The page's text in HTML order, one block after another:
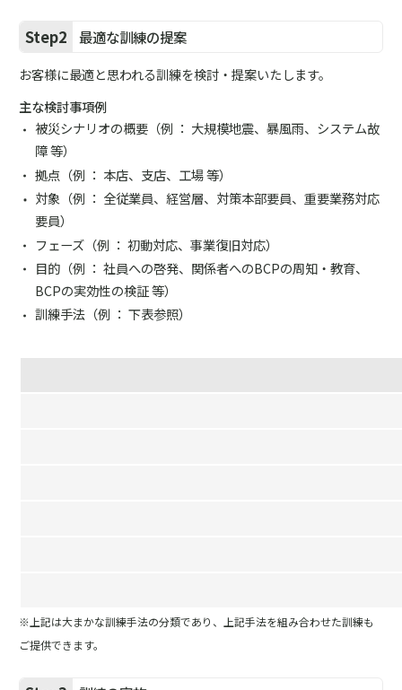
Step2 最適な訓練の提案
お客様に最適と思われる訓練を検討・提案いたします。
主な検討事項例
被災シナリオの概要（例 ： 大規模地震、暴風雨、システム故
障 等）
拠点（例 ： 本店、支店、工場 等）
対象（例 ： 全従業員、経営層、対策本部要員、重要業務対応
要員）
フェーズ（例 ： 初動対応、事業復旧対応）
目的（例 ： 社員への啓発、関係者へのBCPの周知・教育、
BCPの実効性の検証 等）
訓練手法（例 ： 下表参照）
※上記は大まかな訓練手法の分類であり、上記手法を組み合わせた訓練も
ご提供できます。